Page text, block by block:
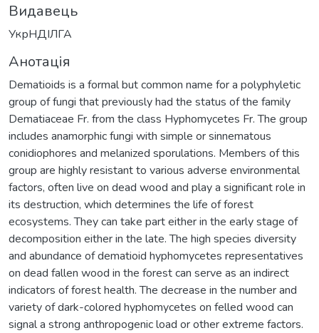
Видавець
УкрНДІЛГА
Анотація
Dematioids is a formal but common name for a polyphyletic
group of fungi that previously had the status of the family
Dematiaceae Fr. from the class Hyphomycetes Fr. The group
includes anamorphic fungi with simple or sinnematous
conidiophores and melanized sporulations. Members of this
group are highly resistant to various adverse environmental
factors, often live on dead wood and play a significant role in
its destruction, which determines the life of forest
ecosystems. They can take part either in the early stage of
decomposition either in the late. The high species diversity
and abundance of dematioid hyphomycetes representatives
on dead fallen wood in the forest can serve as an indirect
indicators of forest health. The decrease in the number and
variety of dark-colored hyphomycetes on felled wood can
signal a strong anthropogenic load or other extreme factors.